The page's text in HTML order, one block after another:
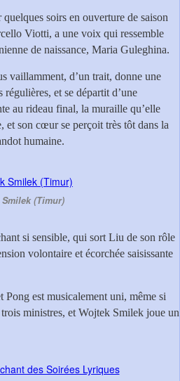
soirs en ouverture de saison
Viotti, a une voix qui ressemble
de naissance, Maria Guleghina.
vaillamment, d’un trait, donne une
et se départit d’une
au rideau final, la muraille qu’elle
et son cœur se perçoit très tôt dans la
humaine.
(Timur)
si sensible, qui sort Liu de son rôle
volontaire et écorchée saisissante
Pong est musicalement uni, même si
ministres, et Wojtek Smilek joue un